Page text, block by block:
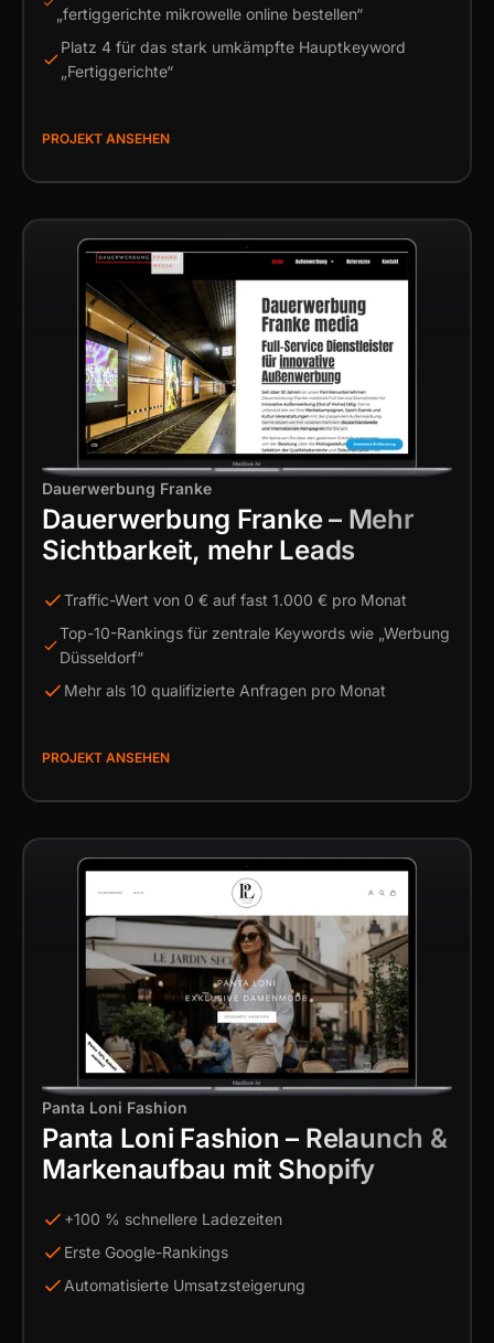
„fertiggerichte mikrowelle online bestellen“
Platz 4 für das stark umkämpfte Hauptkeyword
„Fertiggerichte“
PROJEKT ANSEHEN
Dauerwerbung Franke
Dauerwerbung Franke – Mehr
Sichtbarkeit, mehr Leads
Traffic-Wert von 0 € auf fast 1.000 € pro Monat
Top-10-Rankings für zentrale Keywords wie „Werbung
Düsseldorf“
Mehr als 10 qualifizierte Anfragen pro Monat
PROJEKT ANSEHEN
Panta Loni Fashion
Panta Loni Fashion – Relaunch &
Markenaufbau mit Shopify
+100 % schnellere Ladezeiten
Erste Google-Rankings
Automatisierte Umsatzsteigerung